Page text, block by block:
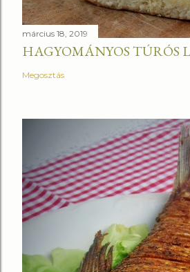
március 18, 2019
HAGYOMÁNYOS TÚRÓS
Megosztás